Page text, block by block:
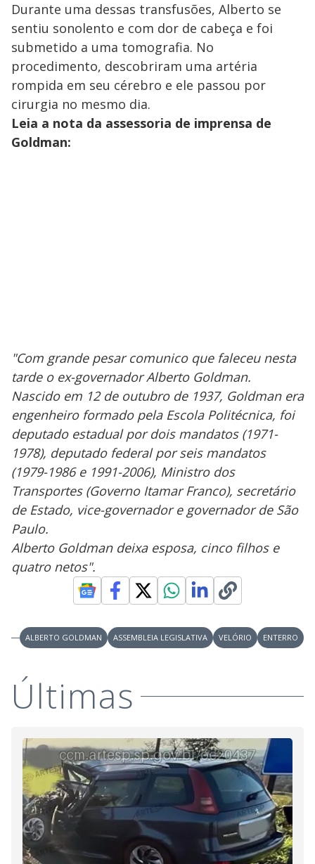
Durante uma dessas transfusões, Alberto se
sentiu sonolento e com dor de cabeça e foi
submetido a uma tomografia. No
procedimento, descobriram uma artéria
rompida em seu cérebro e ele passou por
cirurgia no mesmo dia.
Leia a nota da assessoria de imprensa de
Goldman:
"Com grande pesar comunico que faleceu nesta
tarde o ex-governador Alberto Goldman.
Nascido em 12 de outubro de 1937, Goldman era
engenheiro formado pela Escola Politécnica, foi
deputado estadual por dois mandatos (1971-
1978), deputado federal por seis mandatos
(1979-1986 e 1991-2006), Ministro dos
Transportes (Governo Itamar Franco), secretário
de Estado, vice-governador e governador de São
Paulo.
Alberto Goldman deixa esposa, cinco filhos e
quatro netos".
ALBERTO GOLDMAN ASSEMBLEIA LEGISLATIVA VELÓRIO ENTERRO
Últimas